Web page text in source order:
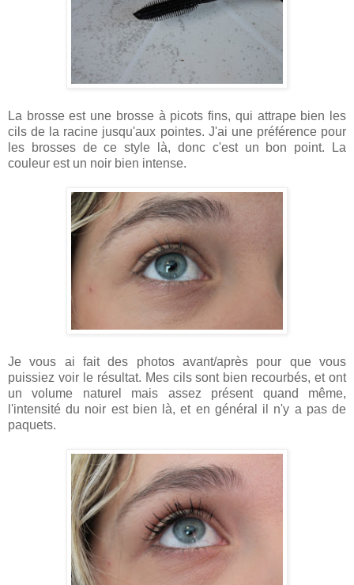
La brosse est une brosse à picots fins, qui attrape bien les
cils de la racine jusqu'aux pointes. J'ai une préférence pour
les brosses de ce style là, donc c'est un bon point. La
couleur est un noir bien intense.
Je vous ai fait des photos avant/après pour que vous
puissiez voir le résultat. Mes cils sont bien recourbés, et ont
un volume naturel mais assez présent quand même,
l'intensité du noir est bien là, et en général il n'y a pas de
paquets.